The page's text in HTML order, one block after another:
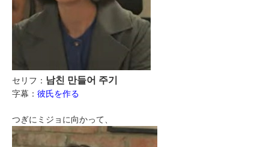
セリフ： 남친 만들어 주기
字幕： 彼氏を作る
つぎにミジョに向かって、